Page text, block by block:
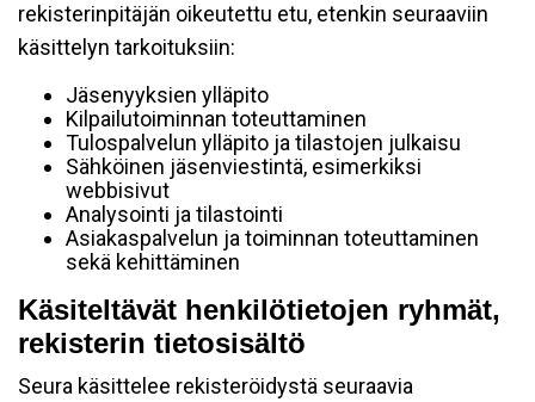
rekisterinpitäjän oikeutettu etu, etenkin seuraaviin
käsittelyn tarkoituksiin:
Jäsenyyksien ylläpito
Kilpailutoiminnan toteuttaminen
Tulospalvelun ylläpito ja tilastojen julkaisu
Sähköinen jäsenviestintä, esimerkiksi
webbisivut
Analysointi ja tilastointi
Asiakaspalvelun ja toiminnan toteuttaminen
sekä kehittäminen
Käsiteltävät henkilötietojen ryhmät,
rekisterin tietosisältö
Seura käsittelee rekisteröidystä seuraavia